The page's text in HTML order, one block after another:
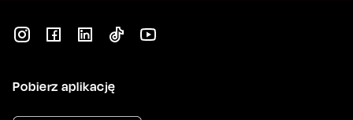
Pobierz aplikację